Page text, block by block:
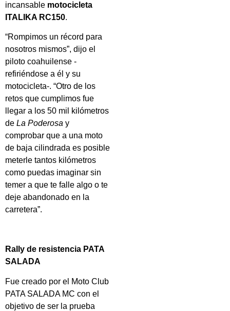
incansable motocicleta
ITALIKA RC150.
“Rompimos un récord para
nosotros mismos”, dijo el
piloto coahuilense -
refiriéndose a él y su
motocicleta-. “Otro de los
retos que cumplimos fue
llegar a los 50 mil kilómetros
de La Poderosa y
comprobar que a una moto
de baja cilindrada es posible
meterle tantos kilómetros
como puedas imaginar sin
temer a que te falle algo o te
deje abandonado en la
carretera”.
Rally de resistencia PATA
SALADA
Fue creado por el Moto Club
PATA SALADA MC con el
objetivo de ser la prueba